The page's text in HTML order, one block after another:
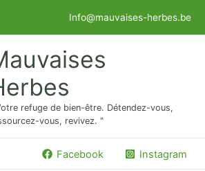
Info@mauvaises-herbes.be
refuge de bien-être. Détendez-vous,
vous, revivez. "
Facebook Instagram